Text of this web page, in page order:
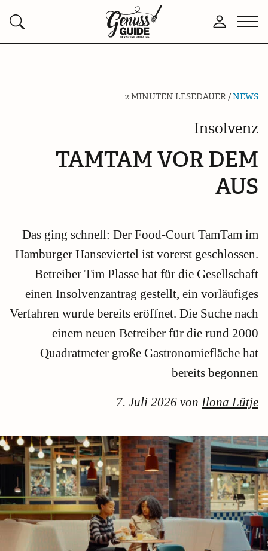
Suchen
Zurück
zur
Anmelden
2 MINUTEN LESEDAUER /NEWS
Insolvenz
TAMTAM VOR DEM
AUS
Das ging schnell: Der Food-Court TamTam im
Hamburger Hanseviertel ist vorerst geschlossen.
Betreiber Tim Plasse hat für die Gesellschaft
einen Insolvenzantrag gestellt, ein vorläufiges
Verfahren wurde bereits eröffnet. Die Suche nach
einem neuen Betreiber für die rund 2000
Quadratmeter große Gastronomiefläche hat
bereits begonnen
7. Juli 2026 von Ilona Lütje